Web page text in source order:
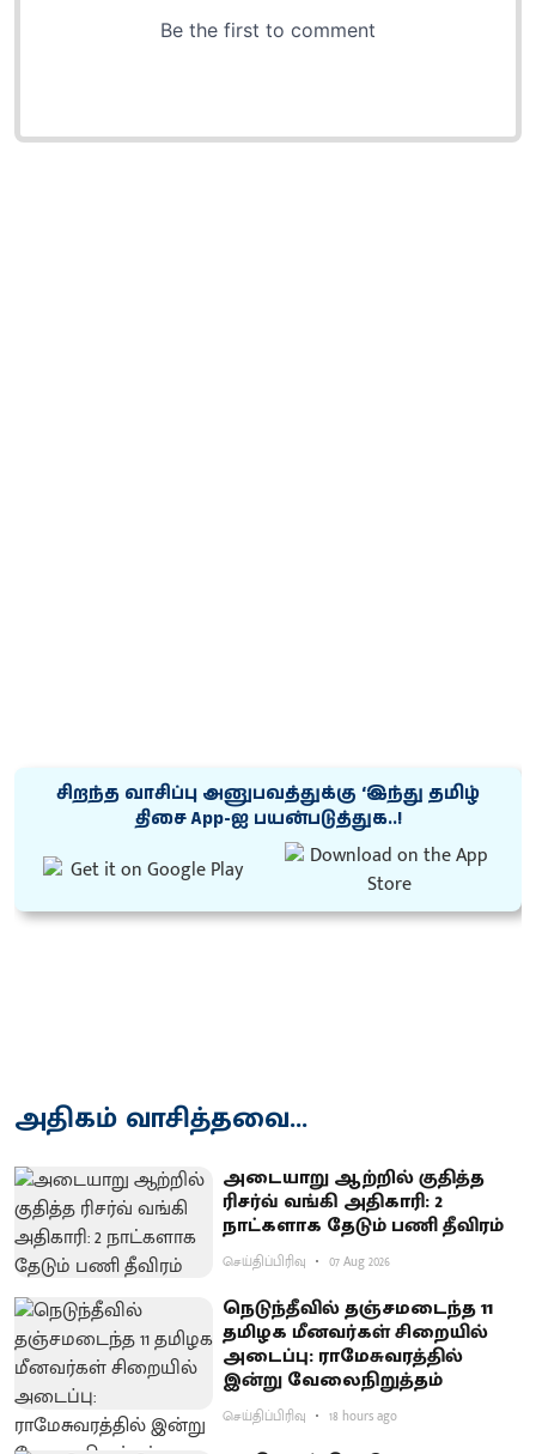
சிறந்த வாசிப்பு அனுபவத்துக்கு ‘இந்து தமிழ்
திசை App-ஐ பயன்படுத்துக..!
அதிகம் வாசித்தவை...
அடையாறு ஆற்றில் குதித்த
ரிசர்வ் வங்கி அதிகாரி: 2
நாட்களாக தேடும் பணி தீவிரம்
செய்திப்பிரிவு 07 Aug 2026
நெடுந்தீவில் தஞ்சமடைந்த 11
தமிழக மீனவர்கள் சிறையில்
அடைப்பு: ராமேசுவரத்தில்
இன்று வேலைநிறுத்தம்
செய்திப்பிரிவு 18 hours ago